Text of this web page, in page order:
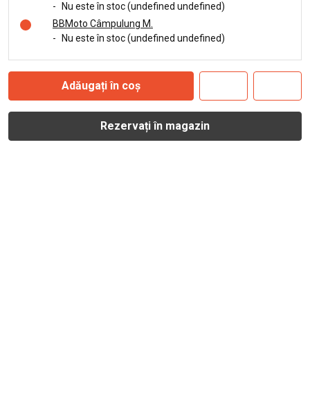
-
Nu este în stoc (undefined undefined)
BBMoto Câmpulung M.
-
Nu este în stoc (undefined undefined)
Adăugați în coș
Rezervați în magazin